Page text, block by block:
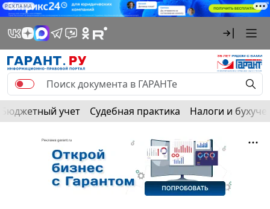
РЕКЛАМА
Бюджетный учет Судебная практика Налоги и